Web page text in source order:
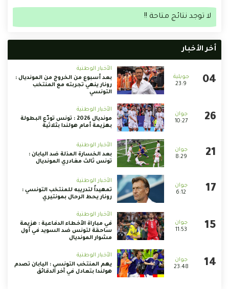
لا توجد نتائج متاحة !!
أخر الأخبار
23:9
الأخبار الوطنية
بعد أسبوع من الخروج من المونديال :
رونار ينهي تجربته مع المنتخب
التونسي
10:27
الأخبار الوطنية
مونديال 2026 : تونس تودّع البطولة
بهزيمة أمام هولندا بثلاثية
8:29
الأخبار الوطنية
بعد الخسارة المذلة ضد اليابان :
تونس ثالث مغادري المونديال
6:12
الأخبار الوطنية
تمهيداً لتدريبه للمنتخب التونسي :
رونار يحط الرحال بمونتيري
11:53
الأخبار الوطنية
في مباراة الأخطاء الدفاعية : هزيمة
ساحقة لتونس ضد السويد في أول
مشوار المونديال
23:48
الأخبار الوطنية
يهم المنتخب التونسي : اليابان تصدم
هولندا بتعادل في آخر الدقائق